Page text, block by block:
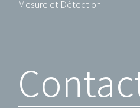
Mesure et Détection